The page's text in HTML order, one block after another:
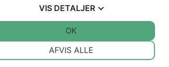
VIS DETALJER
AFVIS ALLE
OK